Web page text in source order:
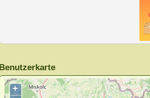
Benutzerkarte
+